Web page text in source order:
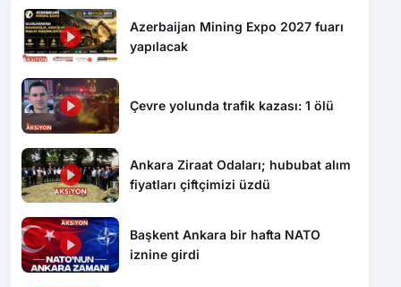
Azerbaijan Mining Expo 2027 fuarı
yapılacak
Çevre yolunda trafik kazası: 1 ölü
Ankara Ziraat Odaları; hububat alım
fiyatları çiftçimizi üzdü
Başkent Ankara bir hafta NATO
iznine girdi